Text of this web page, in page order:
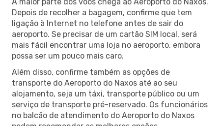
Depois de recolher a bagagem, confirme que tem
ligação à Internet no telefone antes de sair do
aeroporto. Se precisar de um cartão SIM local, será
mais fácil encontrar uma loja no aeroporto, embora
possa ser um pouco mais caro.
Além disso, confirme também as opções de
transporte do Aeroporto do Naxos até ao seu
alojamento, seja um táxi, transporte público ou um
serviço de transporte pré-reservado. Os funcionários
no balcão de atendimento do Aeroporto do Naxos